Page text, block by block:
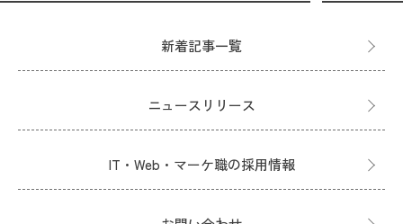
新着記事一覧
ニュースリリース
IT・Web・マーケ職の採用情報